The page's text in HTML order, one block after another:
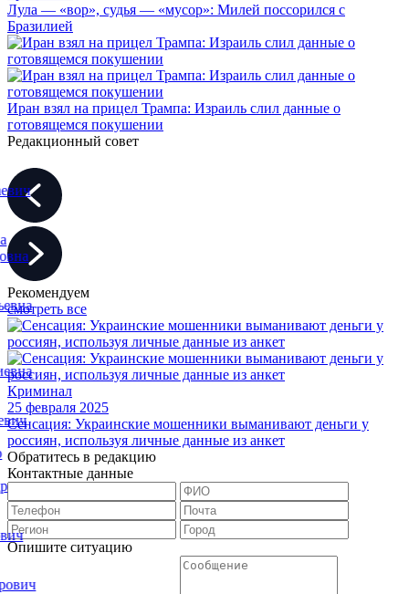
Лула — «вор», судья — «мусор»: Милей поссорился с
Бразилией
Иран взял на прицел Трампа: Израиль слил данные о
готовящемся покушении
Редакционный совет
Рекомендуем
смотреть все
Криминал
25 февраля 2025
Сенсация: Украинские мошенники выманивают деньги у
россиян, используя личные данные из анкет
Обратитесь в редакцию
Контактные данные
Опишите ситуацию